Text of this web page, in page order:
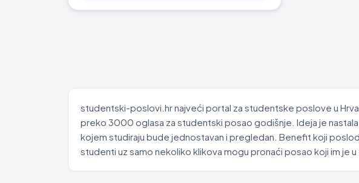
studentski-poslovi.hr najveći portal za studentske poslove u
preko 3000 oglasa za studentski posao godišnje. Ideja je
kojem studiraju bude jednostavan i pregledan. Benefit koji
studenti uz samo nekoliko klikova mogu pronaći posao koji im je